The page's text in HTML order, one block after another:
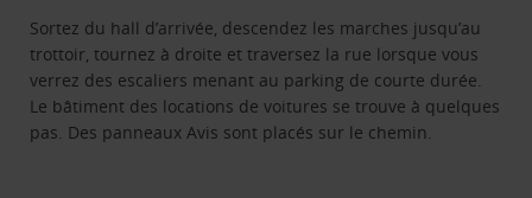
Sortez du hall d’arrivée, descendez les marches jusqu’au
trottoir, tournez à droite et traversez la rue lorsque vous
verrez des escaliers menant au parking de courte durée.
Le bâtiment des locations de voitures se trouve à quelques
pas. Des panneaux Avis sont placés sur le chemin.